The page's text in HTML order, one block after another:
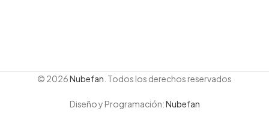
© 2026Nubefan . Todos los derechos reservados
Diseño y Programación:Nubefan